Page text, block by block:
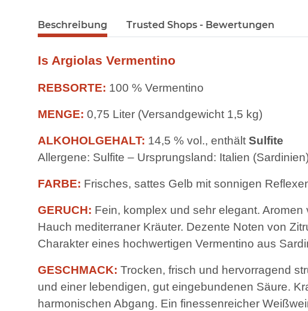
Beschreibung Trusted Shops - Bewertungen
Is Argiolas Vermentino
REBSORTE: 100 % Vermentino
MENGE: 0,75 Liter (Versandgewicht 1,5 kg)
ALKOHOLGEHALT: 14,5 % vol., enthält Sulfite
Allergene: Sulfite – Ursprungsland: Italien (Sardinien)
FARBE: Frisches, sattes Gelb mit sonnigen
GERUCH: Fein, komplex und sehr elegant.
Hauch mediterraner Kräuter. Dezente Noten von
Charakter eines hochwertigen Vermentino aus
GESCHMACK: Trocken, frisch und hervorragend
und einer lebendigen, gut eingebundenen Säure.
harmonischen Abgang. Ein finessenreicher